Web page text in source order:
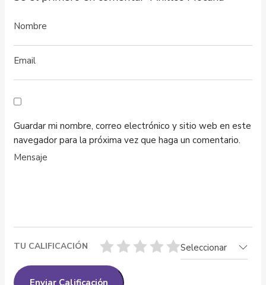
Guardar mi nombre, correo electrónico y sitio web en este
navegador para la próxima vez que haga un comentario.
TU CALIFICACIÓN Seleccionar